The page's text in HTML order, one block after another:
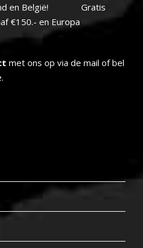
en België! Gratis
€150.- en Europa
met ons op via de mail of bel